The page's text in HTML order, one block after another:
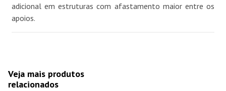
adicional em estruturas com afastamento maior entre os
apoios.
Veja mais produtos
relacionados